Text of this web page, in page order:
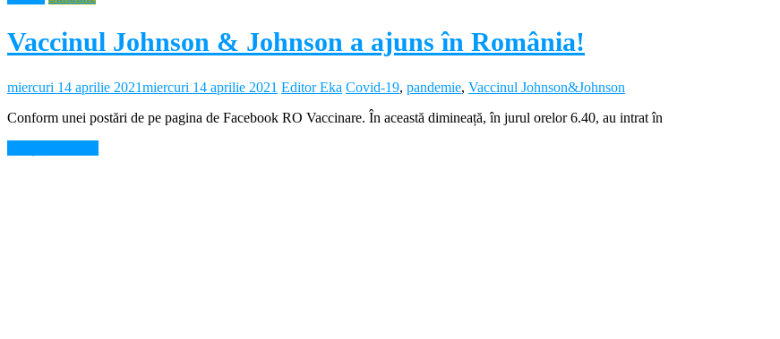
Vaccinul Johnson & Johnson a ajuns în România!
miercuri 14 aprilie 2021miercuri 14 aprilie 2021 Editor Eka Covid-19, pandemie, Vaccinul Johnson&Johnson
Conform unei postări de pe pagina de Facebook RO Vaccinare. În această dimineață, în jurul orelor 6.40, au intrat în